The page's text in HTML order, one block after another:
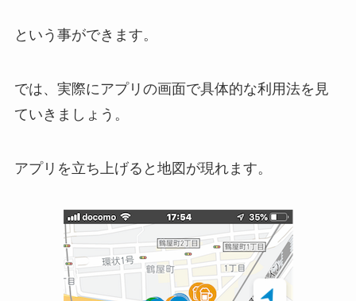
という事ができます。
では、実際にアプリの画面で具体的な利用法を見
ていきましょう。
アプリを立ち上げると地図が現れます。